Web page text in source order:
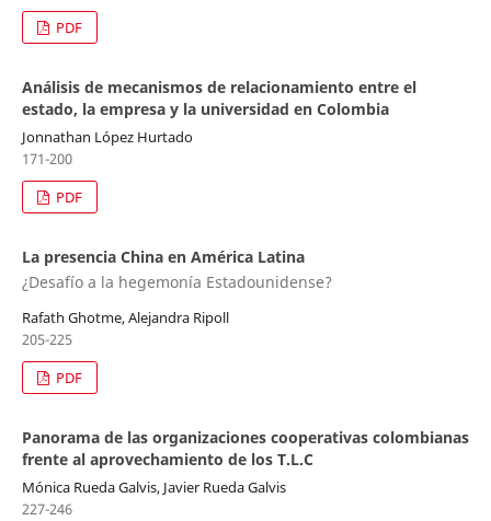
PDF
Análisis de mecanismos de relacionamiento entre el
estado, la empresa y la universidad en Colombia
Jonnathan López Hurtado
171-200
PDF
La presencia China en América Latina
¿Desafío a la hegemonía Estadounidense?
Rafath Ghotme, Alejandra Ripoll
205-225
PDF
Panorama de las organizaciones cooperativas colombianas
frente al aprovechamiento de los T.L.C
Mónica Rueda Galvis, Javier Rueda Galvis
227-246